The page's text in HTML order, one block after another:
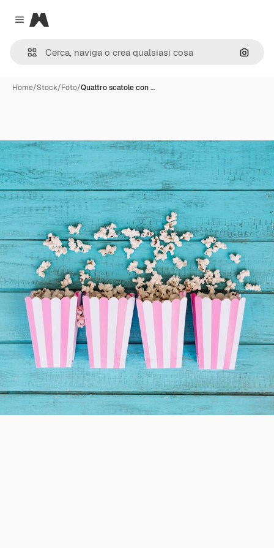
Close menu
Magnific
Cerca
Home/Stock/Foto/Quattro scatole con …